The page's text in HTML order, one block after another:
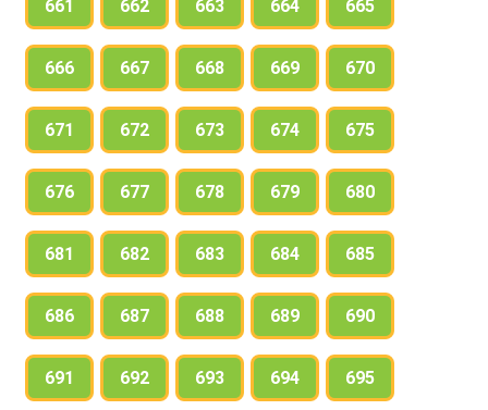
661 662 663 664 665
666 667 668 669 670
671 672 673 674 675
676 677 678 679 680
681 682 683 684 685
686 687 688 689 690
691 692 693 694 695